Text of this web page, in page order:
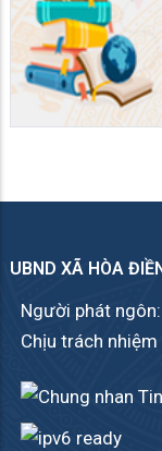
UBND XÃ HÒA
Người phát
Chịu trách nhiệm